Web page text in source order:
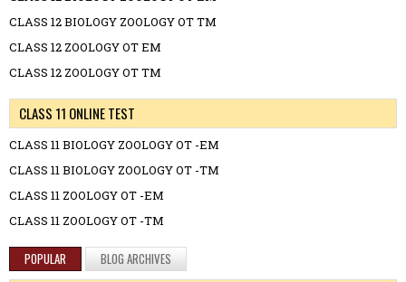
CLASS 12 BIOLOGY ZOOLOGY OT TM
CLASS 12 ZOOLOGY OT EM
CLASS 12 ZOOLOGY OT TM
CLASS 11 ONLINE TEST
CLASS 11 BIOLOGY ZOOLOGY OT -EM
CLASS 11 BIOLOGY ZOOLOGY OT -TM
CLASS 11 ZOOLOGY OT -EM
CLASS 11 ZOOLOGY OT -TM
POPULAR BLOG ARCHIVES